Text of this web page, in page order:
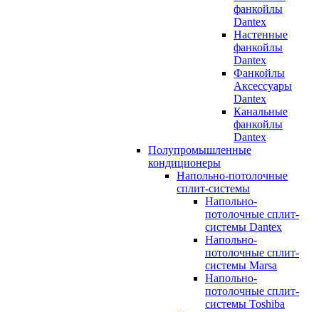
фанкойлы
Dantex
Настенные
фанкойлы
Dantex
Фанкойлы
Аксессуары
Dantex
Канальные
фанкойлы
Dantex
Полупромышленные
кондиционеры
Напольно-потолочные
сплит-системы
Напольно-
потолочные сплит-
системы Dantex
Напольно-
потолочные сплит-
системы Marsa
Напольно-
потолочные сплит-
системы Toshiba